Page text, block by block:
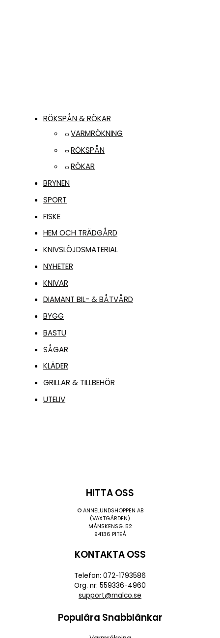
RÖKSPÅN & RÖKAR
VARMRÖKNING
RÖKSPÅN
RÖKAR
BRYNEN
SPORT
FISKE
HEM OCH TRÄDGÅRD
KNIVSLÖJDSMATERIAL
NYHETER
KNIVAR
DIAMANT BIL- & BÅTVÅRD
BYGG
BASTU
SÅGAR
KLÄDER
GRILLAR & TILLBEHÖR
UTELIV
HITTA OSS
© ANNELUNDSHOPPEN AB
(VÄXTGÅRDEN)
MÅNSKENSG. 52
94136 PITEÅ
KONTAKTA OSS
Telefon: 072-1793586
Org. nr: 559336-4960
support@malco.se
Populära Snabblänkar